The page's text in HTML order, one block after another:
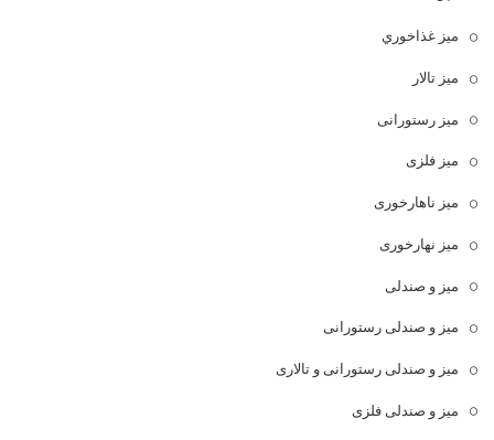
ميز غذاخوري
میز تالار
میز رستورانی
میز فلزی
میز ناهارخوری
میز نهارخوری
میز و صندلی
میز و صندلی رستورانی
میز و صندلی رستورانی و تالاری
میز و صندلی فلزی